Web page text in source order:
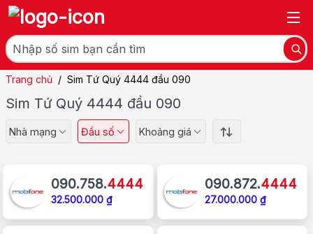
Trang chủ / Sim Tứ Quý 4444 đầu 090
Sim Tứ Quý 4444 đầu 090
Nhà mạng Đầu số Khoảng giá
090.758.4444
32.500.000 ₫
090.872.4444
27.000.000 ₫